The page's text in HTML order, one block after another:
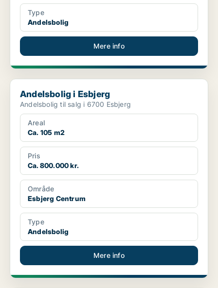
Type
Andelsbolig
Mere info
Andelsbolig i Esbjerg
Andelsbolig i Esbjerg
Andelsbolig til salg i 6700 Esbjerg
Areal
Ca. 105 m2
Pris
Ca. 800.000 kr.
Område
Esbjerg Centrum
Type
Andelsbolig
Mere info